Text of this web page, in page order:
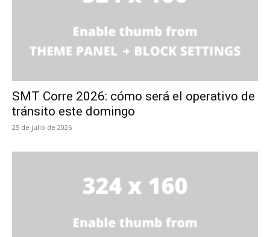
SMT Corre 2026: cómo será el operativo de
tránsito este domingo
25 de julio de 2026